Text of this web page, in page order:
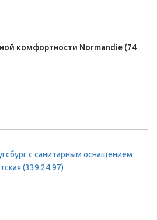
комфортности Normandie (74